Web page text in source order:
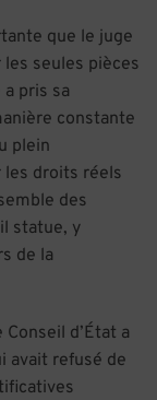
que le juge
seules pièces
pris sa
constante
plein
les droits réels
des
statue, y
de la
d’État a
avait refusé de